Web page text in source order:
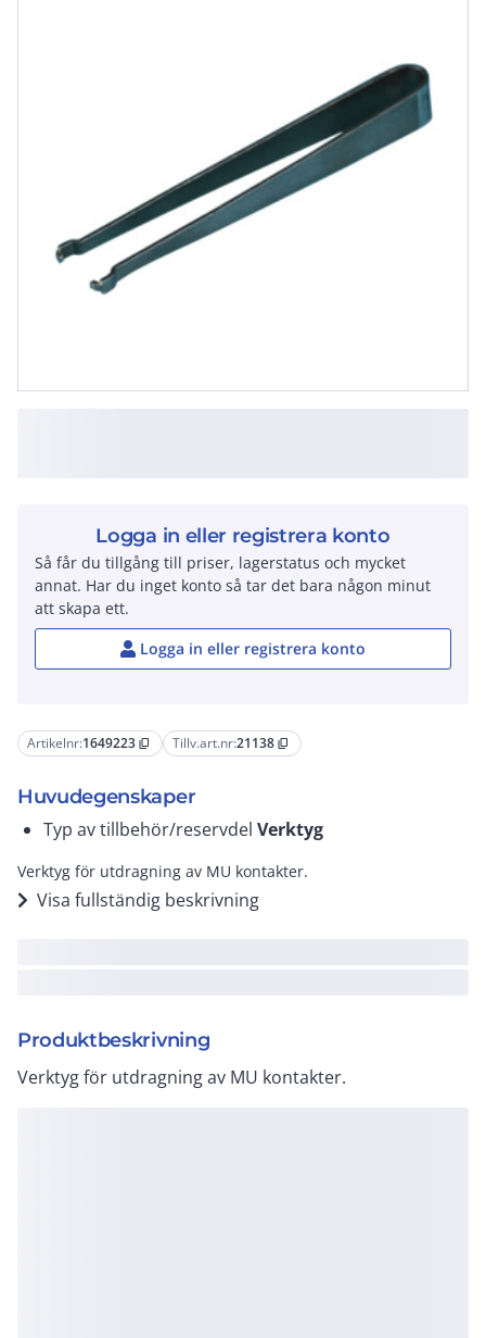
Artikelnr:1649223 content_copy Tillv.art.nr:21138 content_copy
Huvudegenskaper
Typ av tillbehör/reservdel Verktyg
Verktyg för utdragning av MU kontakter.
Visa fullständig beskrivning
Produktbeskrivning
Verktyg för utdragning av MU kontakter.
Logga in eller registrera konto
Så får du tillgång till priser, lagerstatus och mycket
annat. Har du inget konto så tar det bara någon minut
att skapa ett.
Logga in eller registrera konto